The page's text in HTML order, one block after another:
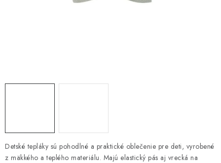
Detské tepláky sú pohodlné a praktické oblečenie pre deti, vyrobené
z mäkkého a teplého materiálu. Majú elastický pás aj vrecká na